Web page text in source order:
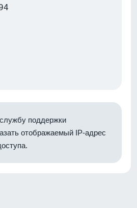
поддержки
отображаемый IP-адрес